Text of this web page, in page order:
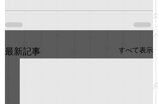
最新記事 すべて表示